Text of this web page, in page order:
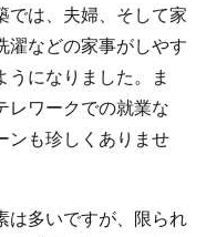
では、夫婦、そして家
濯などの家事がしやす
うになりました。ま
レワークでの就業な
ンも珍しくありませ
は多いですが、限られ